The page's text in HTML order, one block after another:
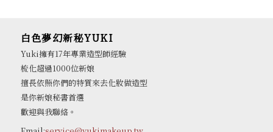
白色夢幻新秘YUKI
Yuki擁有17年專業造型師經驗
梳化超過1000位新娘
擅長依照你們的特質來去化妝做造型
是你新娘秘書首選
歡迎與我聯絡。